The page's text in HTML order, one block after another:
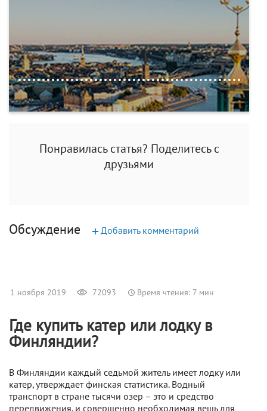
Понравилась статья? Поделитесь с
друзьями
Обсуждение +Добавить комментарий
1 ноября 2019 72093 Время чтения: 7 мин
Где купить катер или лодку в
Финляндии?
В Финляндии каждый седьмой житель имеет лодку или
катер, утверждает финская статистика. Водный
транспорт в стране тысячи озер – это и средство